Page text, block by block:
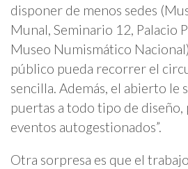
disponer de menos sedes
Munal, Seminario 12, Palacio
Museo Numismático
público pueda recorrer el
sencilla. Además, el abierto le
puertas a todo tipo de
eventos autogestionados”.
Otra sorpresa es que el